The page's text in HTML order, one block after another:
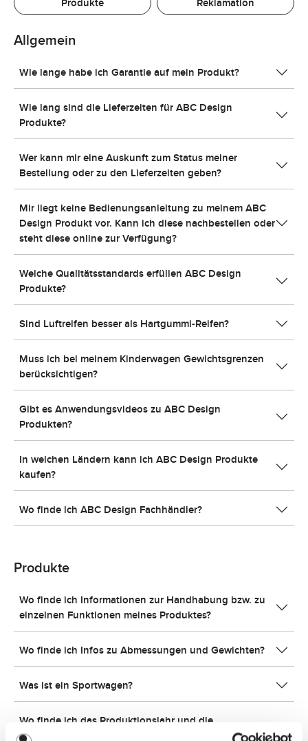
Allgemein
Wie lange habe ich Garantie auf mein Produkt?
Wie lang sind die Lieferzeiten für ABC Design
Produkte?
Wer kann mir eine Auskunft zum Status meiner
Bestellung oder zu den Lieferzeiten geben?
Mir liegt keine Bedienungsanleitung zu meinem ABC
Design Produkt vor. Kann ich diese nachbestellen oder
steht diese online zur Verfügung?
Welche Qualitätsstandards erfüllen ABC Design
Produkte?
Sind Luftreifen besser als Hartgummi-Reifen?
Muss ich bei meinem Kinderwagen Gewichtsgrenzen
berücksichtigen?
Gibt es Anwendungsvideos zu ABC Design
Produkten?
In welchen Ländern kann ich ABC Design Produkte
kaufen?
Wo finde ich ABC Design Fachhändler?
Produkte
Wo finde ich Informationen zur Handhabung bzw. zu
einzelnen Funktionen meines Produktes?
Wo finde ich Infos zu Abmessungen und Gewichten?
Was ist ein Sportwagen?
Wo finde ich das Produktionsjahr und die
Seriennummer?